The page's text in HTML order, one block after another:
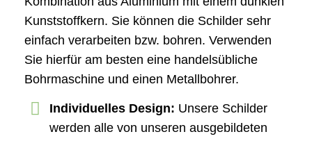
Kunststoffkern. Sie können die Schilder sehr
einfach verarbeiten bzw. bohren. Verwenden
Sie hierfür am besten eine handelsübliche
Bohrmaschine und einen Metallbohrer.
Individuelles Design: Unsere Schilder
werden alle von unseren ausgebildeten